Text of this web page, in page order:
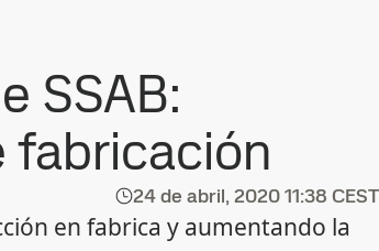
SSAB:
fabricación
24 de abril, 202011:38 CEST
en fabrica y aumentando la